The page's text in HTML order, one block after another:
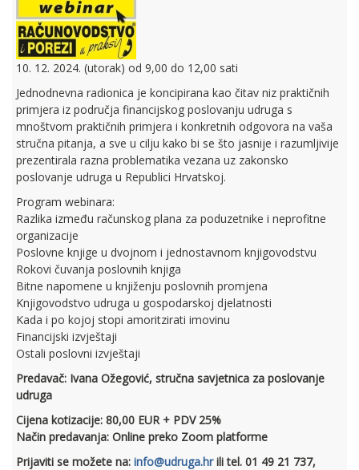
10. 12. 2024. (utorak) od 9,00 do 12,00 sati
Jednodnevna radionica je koncipirana kao čitav niz praktičnih
primjera iz područja financijskog poslovanju udruga s
mnoštvom praktičnih primjera i konkretnih odgovora na vaša
stručna pitanja, a sve u cilju kako bi se što jasnije i razumljivije
prezentirala razna problematika vezana uz zakonsko
poslovanje udruga u Republici Hrvatskoj.
Program webinara:
Razlika između računskog plana za poduzetnike i neprofitne
organizacije
Poslovne knjige u dvojnom i jednostavnom knjigovodstvu
Rokovi čuvanja poslovnih knjiga
Bitne napomene u knjiženju poslovnih promjena
Knjigovodstvo udruga u gospodarskoj djelatnosti
Kada i po kojoj stopi amoritzirati imovinu
Financijski izvještaji
Ostali poslovni izvještaji
Predavač: Ivana Ožegović, stručna savjetnica za poslovanje
udruga
Cijena kotizacije: 80,00 EUR + PDV 25%
Način predavanja: Online preko Zoom platforme
Prijaviti se možete na: info@udruga.hrili tel. 01 49 21 737,